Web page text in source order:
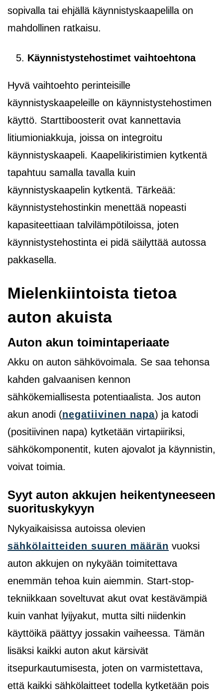
sopivalla tai ehjällä käynnistyskaapelilla on
mahdollinen ratkaisu.
Käynnistystehostimet vaihtoehtona
Hyvä vaihtoehto perinteisille
käynnistyskaapeleille on käynnistystehostimen
käyttö. Starttiboosterit ovat kannettavia
litiumioniakkuja, joissa on integroitu
käynnistyskaapeli. Kaapelikiristimien kytkentä
tapahtuu samalla tavalla kuin
käynnistyskaapelin kytkentä. Tärkeää:
käynnistystehostinkin menettää nopeasti
kapasiteettiaan talvilämpötiloissa, joten
käynnistystehostinta ei pidä säilyttää autossa
pakkasella.
Mielenkiintoista tietoa
auton akuista
Auton akun toimintaperiaate
Akku on auton sähkövoimala. Se saa tehonsa
kahden galvaanisen kennon
sähkökemiallisesta potentiaalista. Jos auton
akun anodi (negatiivinen napa) ja katodi
(positiivinen napa) kytketään virtapiiriksi,
sähkökomponentit, kuten ajovalot ja käynnistin,
voivat toimia.
Syyt auton akkujen heikentyneeseen
suorituskykyyn
Nykyaikaisissa autoissa olevien
sähkölaitteiden suuren määrän vuoksi
auton akkujen on nykyään toimitettava
enemmän tehoa kuin aiemmin. Start-stop-
tekniikkaan soveltuvat akut ovat kestävämpiä
kuin vanhat lyijyakut, mutta silti niidenkin
käyttöikä päättyy jossakin vaiheessa. Tämän
lisäksi kaikki auton akut kärsivät
itsepurkautumisesta, joten on varmistettava,
että kaikki sähkölaitteet todella kytketään pois